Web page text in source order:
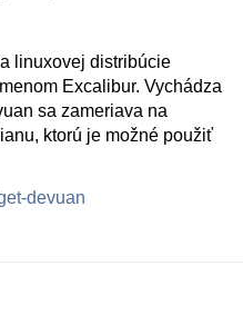
linuxovej distribúcie
Excalibur. Vychádza
sa zameriava na
ktorú je možné použiť
devuan